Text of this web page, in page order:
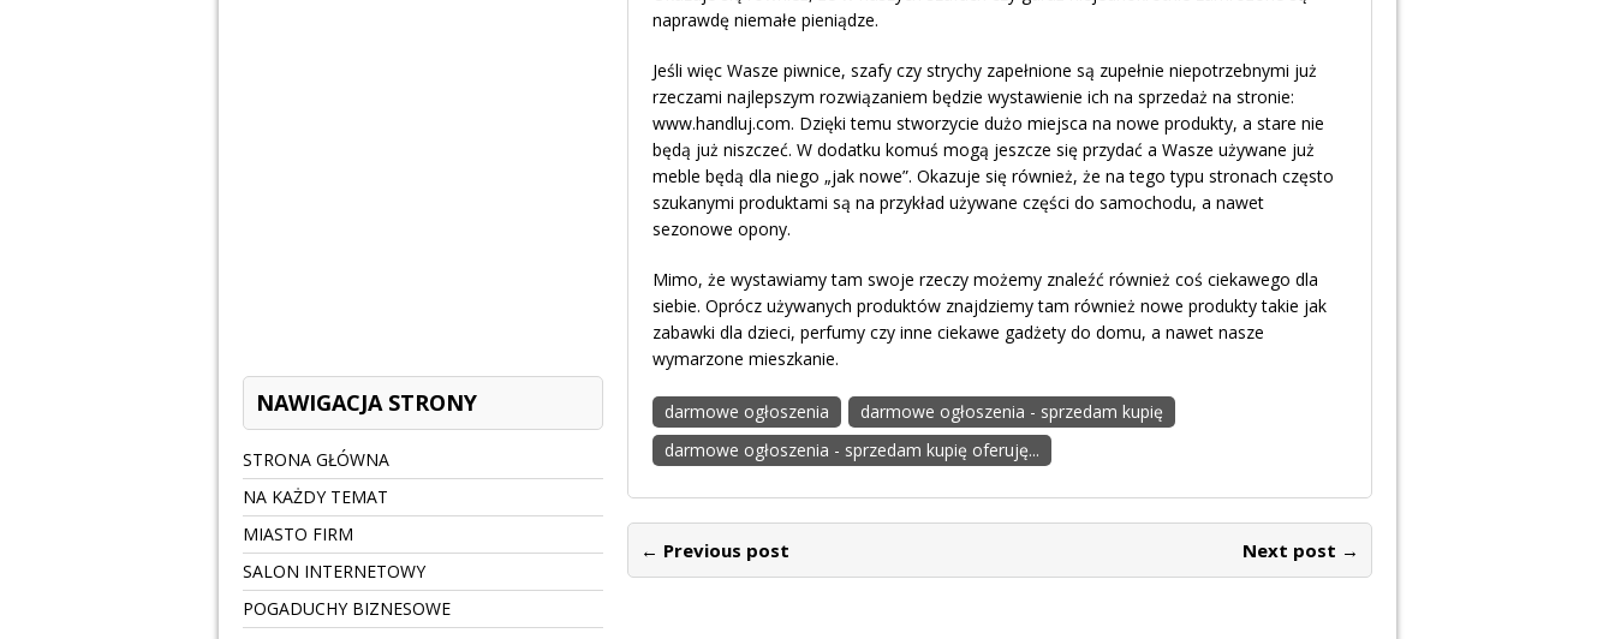
naprawdę niemałe pieniądze.
Jeśli więc Wasze piwnice, szafy czy strychy zapełnione są zupełnie niepotrzebnymi już
rzeczami najlepszym rozwiązaniem będzie wystawienie ich na sprzedaż na stronie:
www.handluj.com. Dzięki temu stworzycie dużo miejsca na nowe produkty, a stare nie
będą już niszczeć. W dodatku komuś mogą jeszcze się przydać a Wasze używane już
meble będą dla niego „jak nowe”. Okazuje się również, że na tego typu stronach często
szukanymi produktami są na przykład używane części do samochodu, a nawet
sezonowe opony.
Mimo, że wystawiamy tam swoje rzeczy możemy znaleźć również coś ciekawego dla
siebie. Oprócz używanych produktów znajdziemy tam również nowe produkty takie jak
zabawki dla dzieci, perfumy czy inne ciekawe gadżety do domu, a nawet nasze
wymarzone mieszkanie.
darmowe ogłoszenia
darmowe ogłoszenia - sprzedam kupię
darmowe ogłoszenia - sprzedam kupię oferuję...
← Previous post Next post →
NAWIGACJA STRONY
STRONA GŁÓWNA
NA KAŻDY TEMAT
MIASTO FIRM
SALON INTERNETOWY
POGADUCHY BIZNESOWE